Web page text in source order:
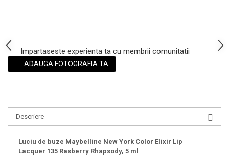
Impartaseste experienta ta cu membrii comunitatii
ADAUGA FOTOGRAFIA TA
Descriere
Luciu de buze Maybelline New York Color Elixir Lip
Lacquer 135 Rasberry Rhapsody, 5 ml